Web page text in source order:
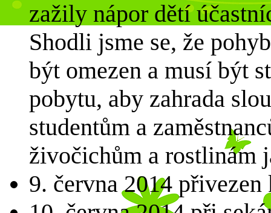
zažily nápor dětí
Shodli jsme se, že
být omezen a musí být
pobytu, aby zahrada
studentům a
živočichům a rostlinám
9. června 2014